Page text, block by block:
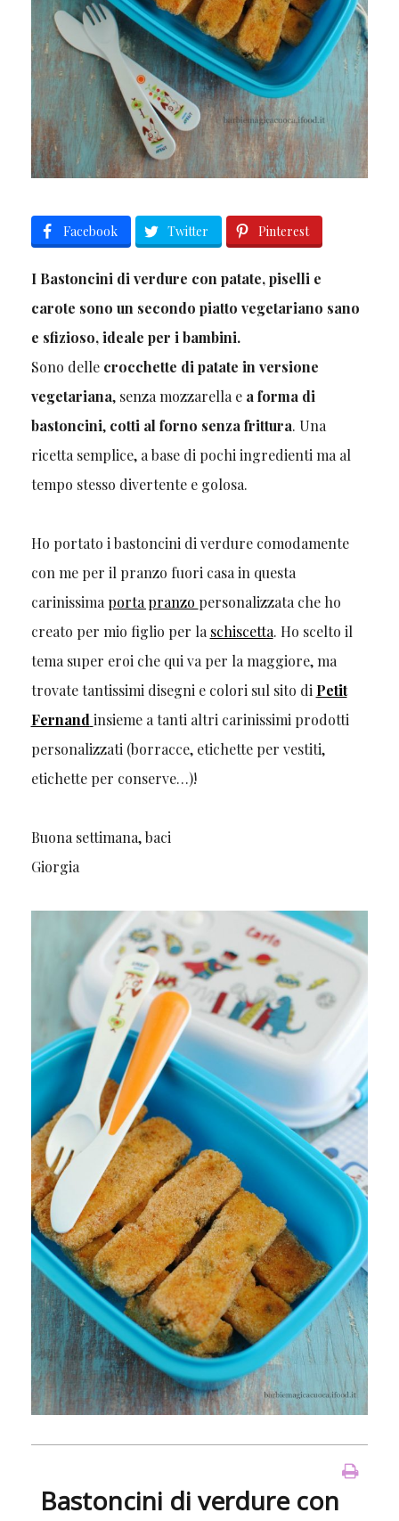
Facebook Twitter Pinterest
I Bastoncini di verdure con patate, piselli e
carote sono un secondo piatto vegetariano sano
e sfizioso, ideale per i bambini.
Sono dellecrocchette di patate in versione
vegetariana, senza mozzarella e a forma di
bastoncini, cotti al forno senza frittura. Una
ricetta semplice, a base di pochi ingredienti ma al
tempo stesso divertente e golosa.
Ho portato i bastoncini di verdure comodamente
con me per il pranzo fuori casa in questa
carinissimaporta pranzo personalizzata che ho
creato per mio figlio per laschiscetta. Ho scelto il
tema super eroi che qui va per la maggiore, ma
trovate tantissimi disegni e colori sul sito di Petit
Fernand insieme a tanti altri carinissimi prodotti
personalizzati (borracce, etichette per vestiti,
etichette per conserve…)!
Buona settimana, baci
Giorgia
Bastoncini di verdure con